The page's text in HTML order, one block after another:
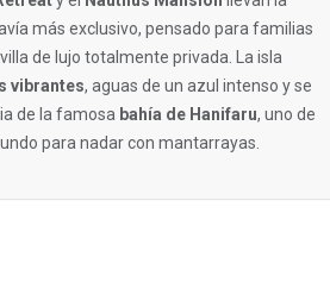
más exclusivo, pensado para familias
de lujo totalmente privada. La isla
vibrantes, aguas de un azul intenso y se
de la famosa bahía de Hanifaru, uno de
para nadar con mantarrayas.